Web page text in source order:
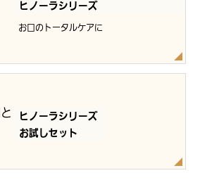
ヒノーラシリーズ
お口のトータルケアに
ヒノーラシリーズ
お試しセット